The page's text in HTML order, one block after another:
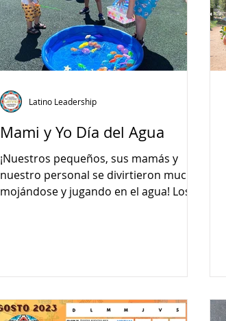
Mami y Yo Día del Agua
¡Nuestros pequeños, sus mamás y
nuestro personal se divirtieron mucho
mojándose y jugando en el agua! Los
Latino Leadership